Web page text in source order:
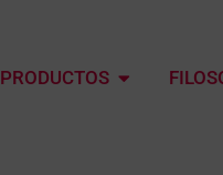
PRODUCTOS